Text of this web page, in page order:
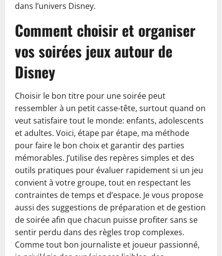
dans l’univers Disney.
Comment choisir et organiser
vos soirées jeux autour de
Disney
Choisir le bon titre pour une soirée peut
ressembler à un petit casse-tête, surtout quand on
veut satisfaire tout le monde: enfants, adolescents
et adultes. Voici, étape par étape, ma méthode
pour faire le bon choix et garantir des parties
mémorables. J’utilise des repères simples et des
outils pratiques pour évaluer rapidement si un jeu
convient à votre groupe, tout en respectant les
contraintes de temps et d’espace. Je vous propose
aussi des suggestions de préparation et de gestion
de soirée afin que chacun puisse profiter sans se
sentir perdu dans des règles trop complexes.
Comme tout bon journaliste et joueur passionné,